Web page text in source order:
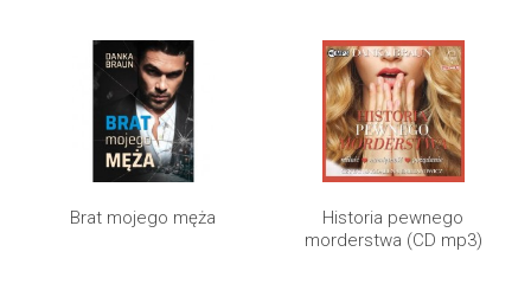
Brat mojego męża
Historia pewnego
morderstwa (CD mp3)